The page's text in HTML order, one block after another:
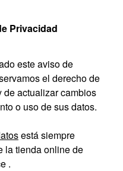
Privacidad
este aviso de
el derecho de
de actualizar cambios
o uso de sus datos.
está siempre
la tienda online de
.